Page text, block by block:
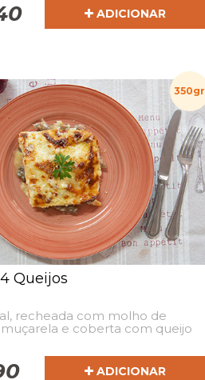
ADICIONAR
350gr
Queijos
recheada com molho de
muçarela e coberta com queijo
ADICIONAR